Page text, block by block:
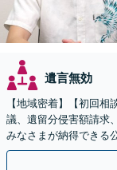
遺言無効
【地域密着】【初回
議、遺留分侵害額請求
みなさまが納得できる
年後見人など、相続に